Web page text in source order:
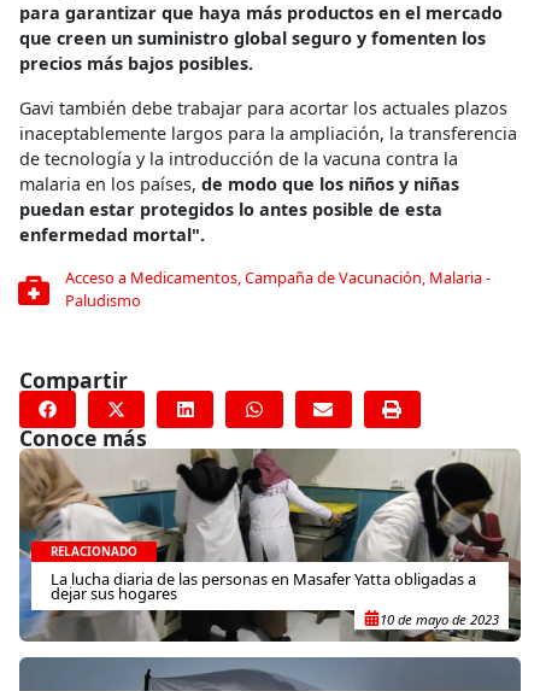
para garantizar que haya más productos en el mercado
que creen un suministro global seguro y fomenten los
precios más bajos posibles.
Gavi también debe trabajar para acortar los actuales plazos
inaceptablemente largos para la ampliación, la transferencia
de tecnología y la introducción de la vacuna contra la
malaria en los países, de modo que los niños y niñas
puedan estar protegidos lo antes posible de esta
enfermedad mortal".
Acceso a Medicamentos,Campaña de Vacunación, Malaria -
Paludismo
Compartir
Conoce más
RELACIONADO
La lucha diaria de las personas en Masafer Yatta obligadas a
dejar sus hogares
10 de mayo de 2023